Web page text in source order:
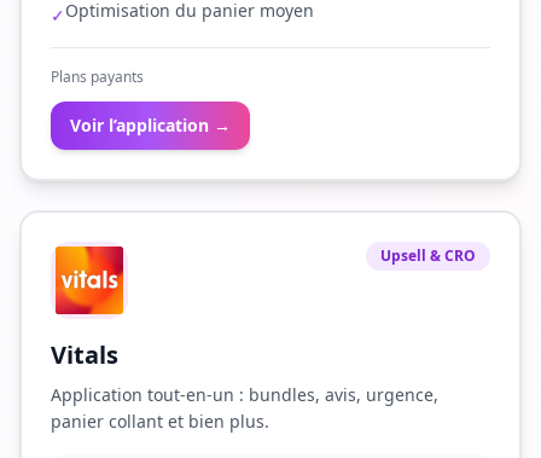
✓Optimisation du panier moyen
Plans payants
Voir l’application →
Upsell & CRO
Vitals
Application tout-en-un : bundles, avis, urgence,
panier collant et bien plus.